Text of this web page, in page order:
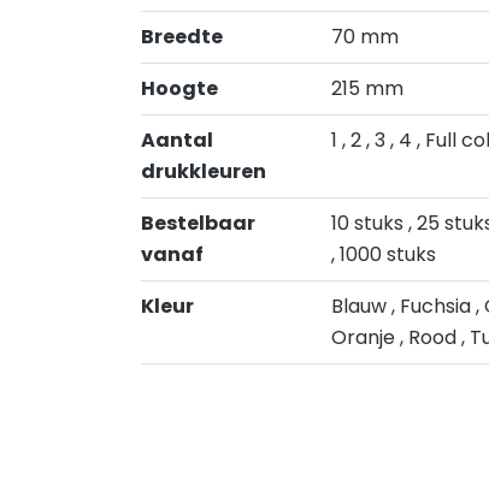
Breedte
70 mm
Hoogte
215 mm
Aantal
drukkleuren
1 , 2, 3, 4 , Full
Bestelbaar
vanaf
10 stuks , 25
, 1000 stuks
Kleur
Blauw, Fuchsia,
Oranje, Rood,